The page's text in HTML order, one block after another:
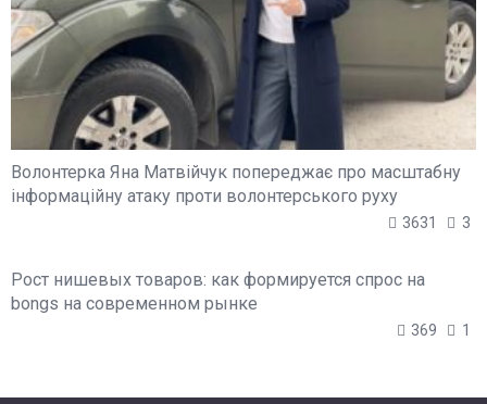
Волонтерка Яна Матвійчук попереджає про масштабну
інформаційну атаку проти волонтерського руху
3631 3
Рост нишевых товаров: как формируется спрос на
bongs на современном рынке
369 1